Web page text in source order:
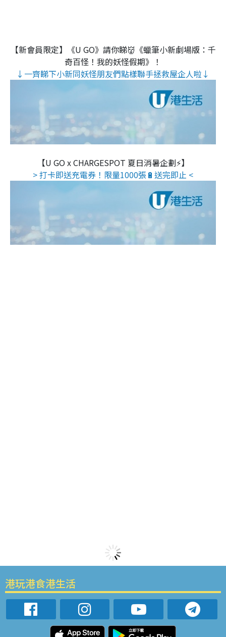
【新會員限定】《U GO》請你睇👹《蠟筆小新劇場版：千
奇百怪！我的妖怪假期》！
↓一齊睇下小新同妖怪朋友們點樣聯手拯救屋企人啦↓
【U GO x CHARGESPOT 夏日消暑企劃⚡】
> 打卡即送充電券！限量1000張🔋送完即止 <
港玩港食港生活